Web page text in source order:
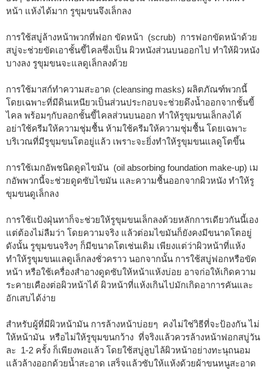
หน้า แห้งได้มาก รูขุมขนจึงเล็กลง
การใช้สบู่ล้างหน้าพวกที่ฟอก ขัดหน้า (scrub) การฟอกขัดหน้าด้วย
สบู่จะช่วยขัดเอาชั้นขี้ไคลซึ่งเป็น ผิวหนังส่วนบนออกไป ทำให้ผิวหนัง
บางลง รูขุมขนจะแลดูเล็กลงด้วย
การใช้มาสก์ทำความสะอาด (cleansing masks) ผลิตภัณฑ์พวกนี้
โดยเฉพาะที่มีดินเหนียวเป็นส่วนประกอบจะช่วยดึงน้ำออกจากชั้นขี้
ไคล พร้อมๆกับลอกชั้นขี้ไคลส่วนบนออก ทำให้รูขุมขนเล็กลงได้
อย่าใช้ครีมให้ความชุ่มชื้น ห้ามใช้ครีมให้ความชุ่มชื้น โดยเฉพาะ
บริเวณที่มีรูขุมขนโตอยู่แล้ว เพราะจะยิ่งทำให้รูขุมขนแลดูโตขึ้น
การใช้เมกอัพชนิดดูดไขมัน (oil absorbing foundation make-up) เม
กอัพพวกนี้จะช่วยดูดซับไขมัน และความชื้นออกจากผิวหนัง ทำให้รู
ขุมขนดูเล็กลง
การใช้แป้งฝุ่นทาก็จะช่วยให้รูขุมขนเล็กลงด้วยหลักการเดียวกันนี้เอง
แต่ต้องไม่ลืมว่า โดยความจริง แล้วต่อมไขมันก็ยังคงมีขนาดโตอยู่
ดังนั้น รูขุมขนจริงๆ ก็มีขนาดโตเช่นเดิม เพียงแต่ว่าผิวหน้าที่แห้ง
ทำให้รูขุมขนแลดูเล็กลงชั่วคราว นอกจากนั้น การใช้สบู่ฟอกหรือขัด
หน้า หรือใช้เครื่องสำอางดูดซับให้หน้าแห้งบ่อย อาจก่อให้เกิดความ
ระคายเคืองต่อผิวหน้าได้ ผิวหน้าที่แห้งเกินไปมักเกิดอาการคันและ
อักเสบได้ง่าย
สำหรับผู้ที่มีผิวหน้ามัน การล้างหน้าบ่อยๆ คงไม่ใช่วิธีที่จะป้องกัน ไม่
ให้หน้ามัน หรือไม่ให้รูขุมขนกว้าง ที่จริงแล้วควรล้างหน้าฟอกสบู่วัน
ละ 1-2 ครั้ง ก็เพียงพอแล้ว โดยใช้สบู่ลูบไล้ผิวหน้าอย่างทะนุถนอม
แล้วล้างออกด้วยน้ำสะอาด เสร็จแล้วซับให้แห้งด้วยผ้าขนหนูสะอาด